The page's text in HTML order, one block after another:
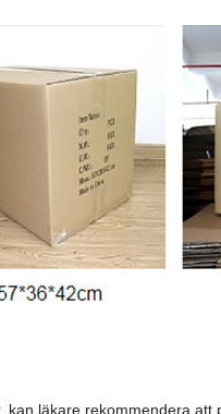
kan läkare rekommendera